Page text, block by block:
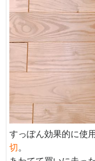
すっぽん効果的に使
切。